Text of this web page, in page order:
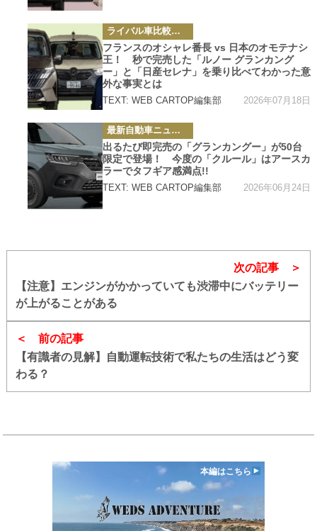
カ
テ
ゴ
リ
ー
ライバル車比較テスト
フランスのオシャレ番長 vs 日本のオモテナシ
王！ 秒で完売した「ルノー グランカング
ー」と「日産セレナ」を乗り比べてわかった意
外な事実とは
TEXT: WEB CARTOP編集部 2026年07月18日
カ
テ
ゴ
リ
ー
最新自動車ニュース
出るたび即完売の「グランカングー」が50台
限定で登場！ 今度の「クルール」はアースカ
ラーでタフギア感満点!!
TEXT: WEB CARTOP編集部 2026年06月24日
前の記事
【有識者の見解】自動運転技術で私たちの生活はどう変
わる？
次の記事
【注意】エンジンがかかっていても渋滞中にバッテリー
が上がることがある
本編はこちら